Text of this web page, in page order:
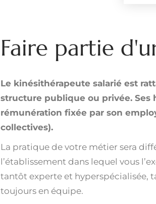
Faire partie
Le kinésithérapeute salarié est
structure publique ou privée. Ses
rémunération fixée par son
collectives).
La pratique de votre métier sera
l’établissement dans lequel vous
tantôt experte et hyperspécialisée,
toujours en équipe.